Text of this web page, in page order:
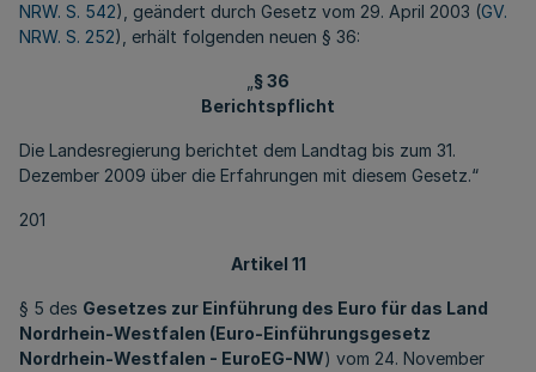
NRW. S. 542), geändert durch Gesetz vom 29. April 2003 (GV.
NRW. S. 252), erhält folgenden neuen § 36:
§ 36
Berichtspflicht
Die Landesregierung berichtet dem Landtag bis zum 31.
Dezember 2009 über die Erfahrungen mit diesem Gesetz.“
201
Artikel 11
§ 5 des Gesetzes zur Einführung des Euro für das Land
Nordrhein-Westfalen (Euro-Einführungsgesetz
Nordrhein-Westfalen - EuroEG-NW) vom 24. November